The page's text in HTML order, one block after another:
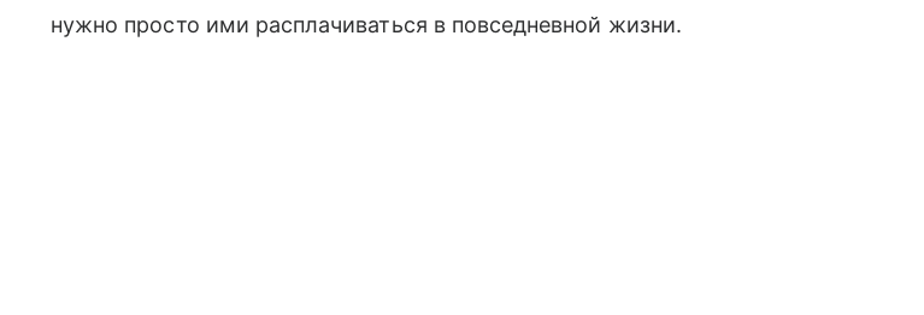
нужно просто ими расплачиваться в повседневной жизни.